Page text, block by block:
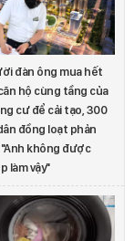
đàn ông mua hết
hộ cùng tầng của
cư để cải tạo, 300
đồng loạt phản
"Anh không được
làm vậy"